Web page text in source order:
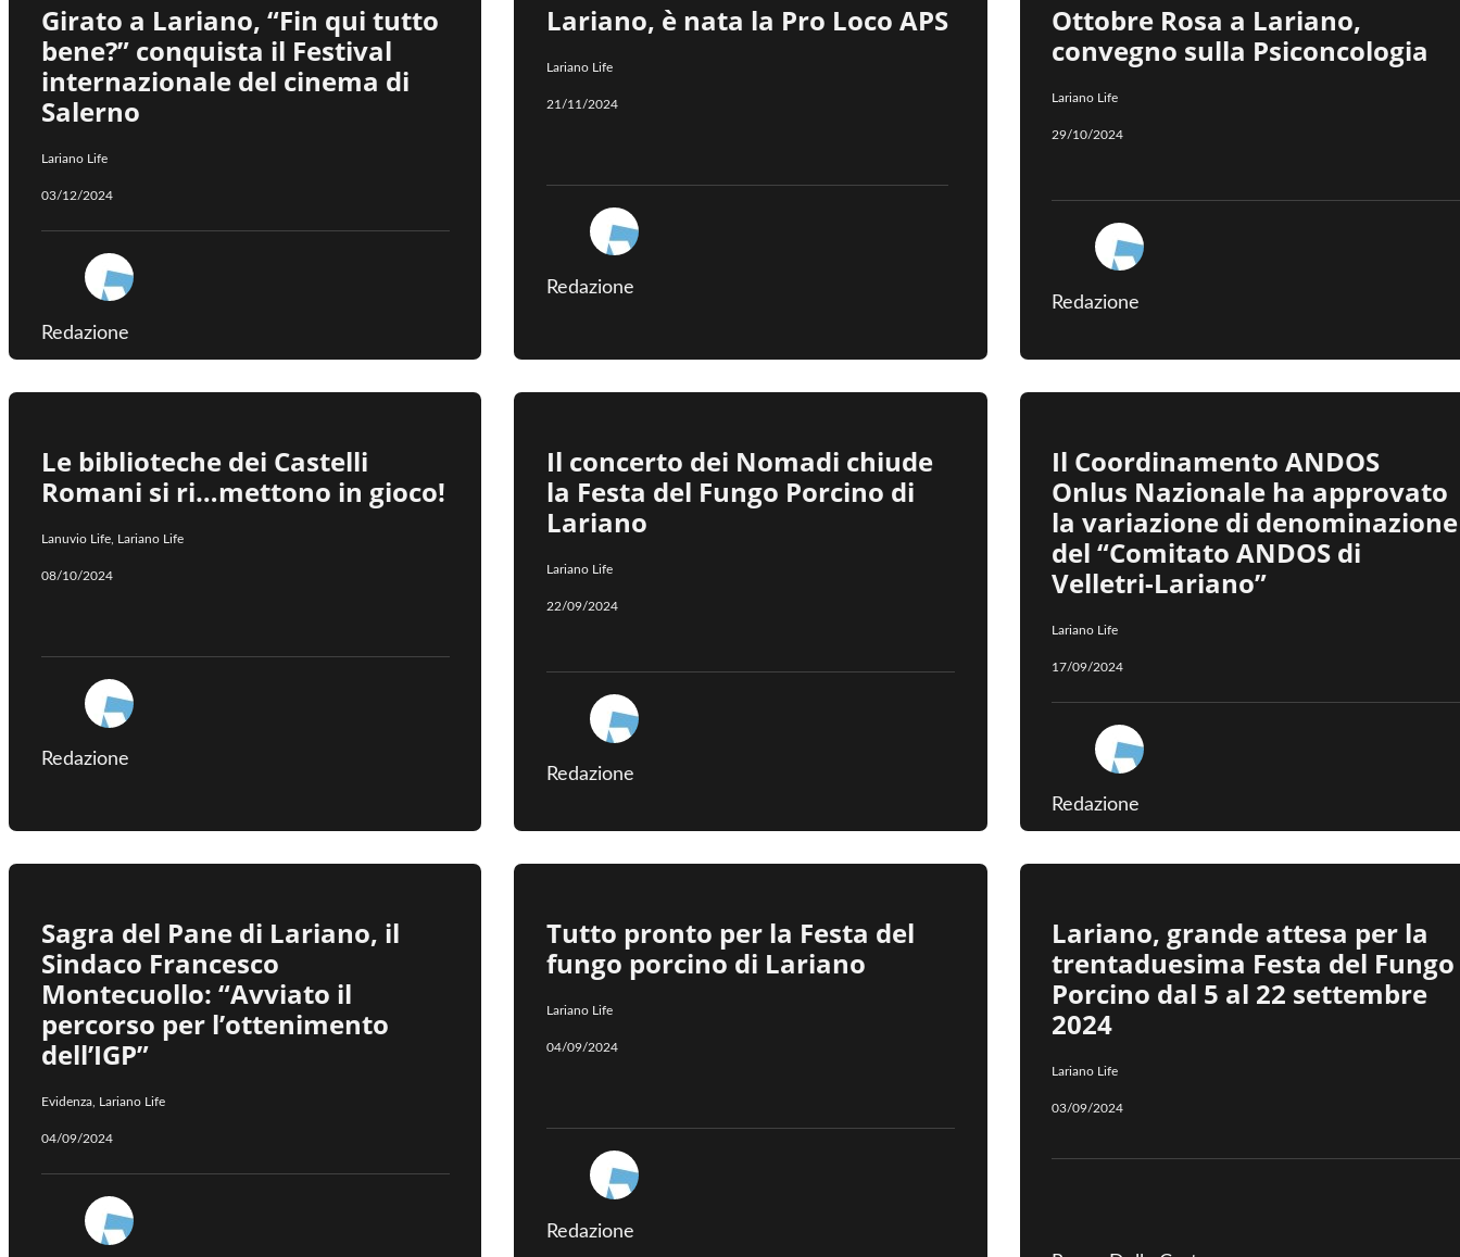
Girato a Lariano, “Fin qui tutto
bene?” conquista il Festival
internazionale del cinema di
Salerno
Lariano Life
03/12/2024
Redazione
Lariano, è nata la Pro Loco APS
Lariano Life
21/11/2024
Redazione
Ottobre Rosa a Lariano,
convegno sulla Psiconcologia
Lariano Life
29/10/2024
Redazione
Le biblioteche dei Castelli
Romani si ri…mettono in gioco!
Lanuvio Life, Lariano Life
08/10/2024
Redazione
Il concerto dei Nomadi chiude
la Festa del Fungo Porcino di
Lariano
Lariano Life
22/09/2024
Redazione
Il Coordinamento ANDOS
Onlus Nazionale ha approvato
la variazione di denominazione
del “Comitato ANDOS di
Velletri-Lariano”
Lariano Life
17/09/2024
Redazione
Sagra del Pane di Lariano, il
Sindaco Francesco
Montecuollo: “Avviato il
percorso per l’ottenimento
dell’IGP”
Evidenza, Lariano Life
04/09/2024
Tutto pronto per la Festa del
fungo porcino di Lariano
Lariano Life
04/09/2024
Redazione
Lariano, grande attesa per la
trentaduesima Festa del Fungo
Porcino dal 5 al 22 settembre
2024
Lariano Life
03/09/2024